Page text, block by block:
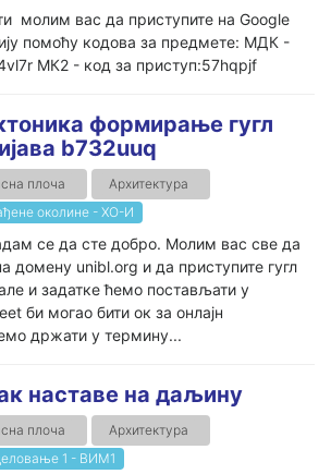
молим вас да приступите на Google
помоћу кодова за предмете: МДК -
МК2 - код за приступ:57hqpjf
формирање гугл
b732uuq
плоча
Архитектура
околине - ХО-И
се да сте добро. Молим вас све да
домену unibl.org и да приступите гугл
и задатке ћемо постављати у
би могао бити ок за онлајн
држати у термину...
наставе на даљину
плоча
Архитектура
1 - ВИМ1